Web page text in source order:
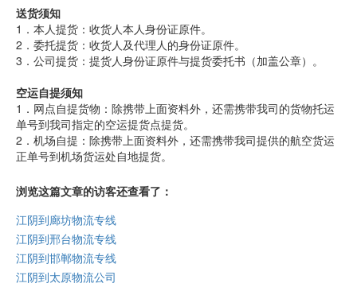
送货须知
1．本人提货：收货人本人身份证原件。
2．委托提货：收货人及代理人的身份证原件。
3．公司提货：提货人身份证原件与提货委托书（加盖公章）。
空运自提须知
1．网点自提货物：除携带上面资料外，还需携带我司的货物托运
单号到我司指定的空运提货点提货。
2．机场自提：除携带上面资料外，还需携带我司提供的航空货运
正单号到机场货运处自地提货。
浏览这篇文章的访客还查看了：
江阴到廊坊物流专线
江阴到邢台物流专线
江阴到邯郸物流专线
江阴到太原物流公司